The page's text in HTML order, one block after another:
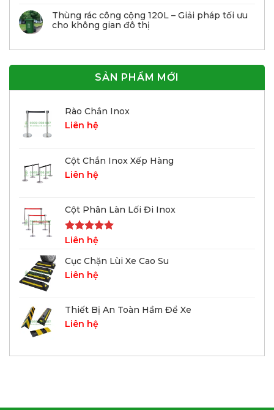
Thùng rác công cộng 120L – Giải pháp tối ưu
cho không gian đô thị
SẢN PHẨM MỚI
Rào Chắn Inox
Liên hệ
Cột Chắn Inox Xếp Hàng
Liên hệ
Cột Phân Làn Lối Đi Inox
Được xếp
5 sao
Liên hệ
Cục Chặn Lùi Xe Cao Su
Liên hệ
Thiết Bị An Toàn Hầm Để Xe
Liên hệ